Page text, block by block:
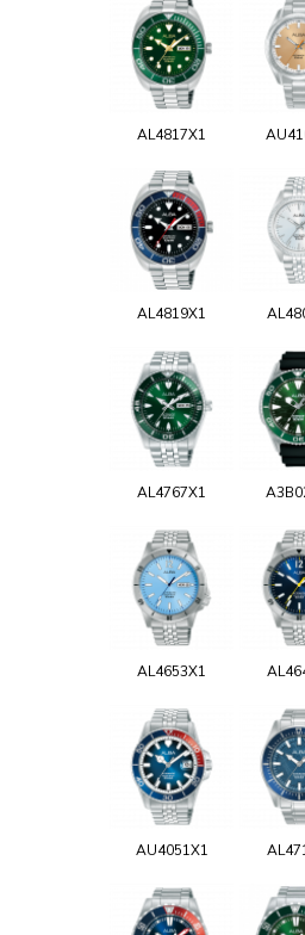
AL4817X1
AL4819X1
AL4767X1
AL4653X1
AU4051X1